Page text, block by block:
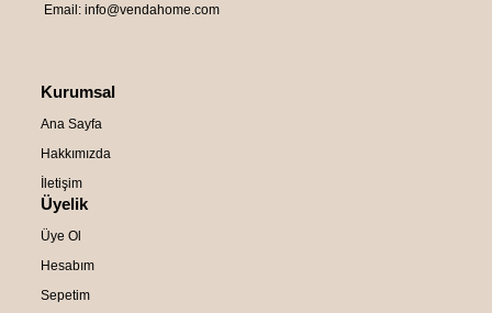
Email: info@vendahome.com
Kurumsal
Ana Sayfa
Hakkımızda
İletişim
Üyelik
Üye Ol
Hesabım
Sepetim